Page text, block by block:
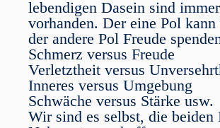
lebendigen Dasein sind
vorhanden. Der eine Pol
der andere Pol Freude
Schmerz versus Freude
Verletztheit versus
Inneres versus Umgebung
Schwäche versus Stärke usw.
Wir sind es selbst, die beiden